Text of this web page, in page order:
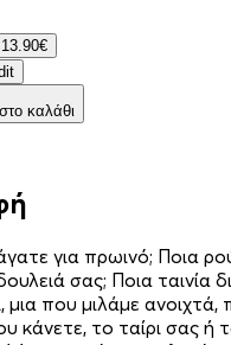
καλάθι
για πρωινό; Ποια
σας; Ποια ταινία
μια που μιλάμε
κάνετε, το ταίρι σας ή